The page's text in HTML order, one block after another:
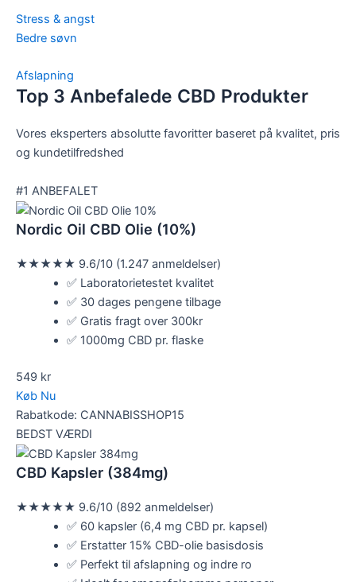
Stress & angst
Bedre søvn
Afslapning
Top 3 Anbefalede CBD Produkter
Vores eksperters absolutte favoritter baseret på kvalitet, pris
og kundetilfredshed
#1 ANBEFALET
Nordic Oil CBD Olie (10%)
★★★★★ 9.6/10 (1.247 anmeldelser)
✅ Laboratorietestet kvalitet
✅ 30 dages pengene tilbage
✅ Gratis fragt over 300kr
✅ 1000mg CBD pr. flaske
549 kr
Køb Nu
Rabatkode: CANNABISSHOP15
BEDST VÆRDI
CBD Kapsler (384mg)
★★★★★ 9.6/10 (892 anmeldelser)
✅ 60 kapsler (6,4 mg CBD pr. kapsel)
✅ Erstatter 15% CBD-olie basisdosis
✅ Perfekt til afslapning og indre ro